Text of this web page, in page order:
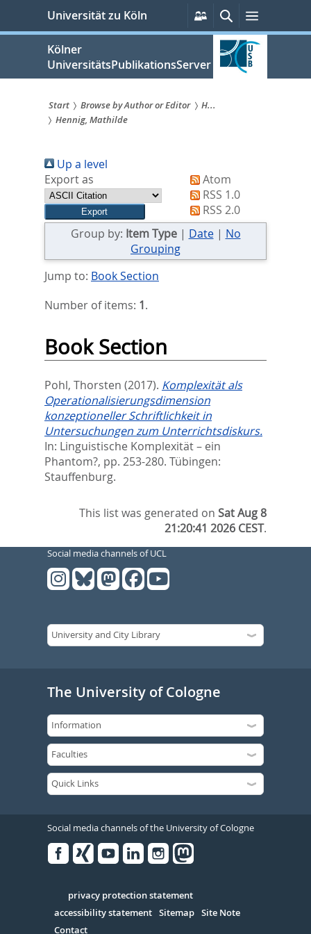
springen
Universität zu Köln
Persönliche
Services
SucheMenü
Kölner
UniversitätsPublikationsServer
Sie
sind
hier:
Start Browse by Author or Editor
H...
Hennig, Mathilde
Up a level
Export as
Atom
RSS 1.0
RSS 2.0
Group by: Item Type| Date| No
Grouping
Jump to: Book Section
Number of items: 1.
Book Section
Pohl, Thorsten (2017). Komplexität als
Operationalisierungsdimension
konzeptioneller Schriftlichkeit in
Untersuchungen zum Unterrichtsdiskurs.
In: Linguistische Komplexität – ein
Phantom?, pp. 253-280. Tübingen:
Stauffenburg.
This list was generated onSat Aug 8
21:20:41 2026 CEST.
Social media channels of UCL
The University of Cologne
Social media channels of the University of Cologne
Serivce
privacy protection statement
accessibility statement Sitemap Site Note
Contact